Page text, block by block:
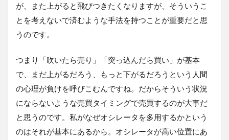
が、また上がると飛びつきたくなりますが、そういうこ
とを考えないで済むような手法を持つことが重要だと思
うのです。
つまり「吹いたら売り」「突っ込んだら買い」が基本
で、まだ上がるだろう、もっと下がるだろうという人間
の心理が負けを呼びこむんですね。だからそういう状況
にならないような売買タイミングで売買するのが大事だ
と思うのです。私がなぜオシレータを多用するかという
のはそれが基本にあるから。オシレータが高い位置にあ